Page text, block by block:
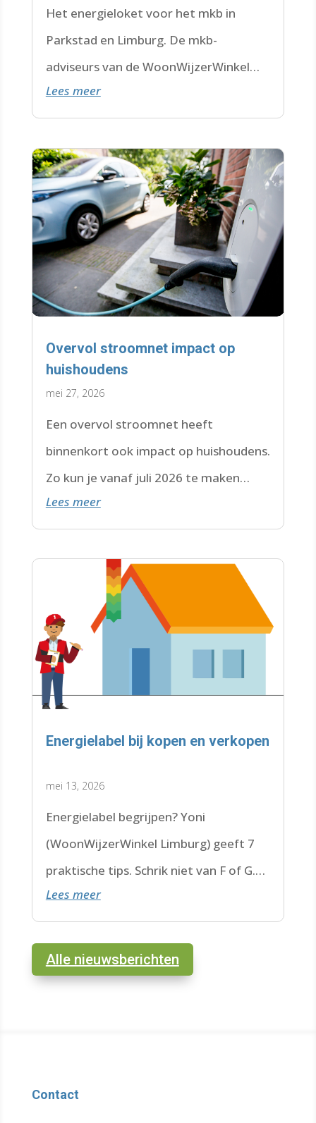
Het energieloket voor het mkb in
Parkstad en Limburg. De mkb-
adviseurs van de WoonWijzerWinkel
Limburg staan voor je klaar.
Lees meer
Overvol stroomnet impact op
huishoudens
mei 27, 2026
Een overvol stroomnet heeft
binnenkort ook impact op huishoudens.
Zo kun je vanaf juli 2026 te maken
krijgen met een wachtlijst.
Lees meer
Energielabel bij kopen en verkopen
mei 13, 2026
Energielabel begrijpen? Yoni
(WoonWijzerWinkel Limburg) geeft 7
praktische tips. Schrik niet van F of G.
Check de datum. Lees hier verder.
Lees meer
Alle nieuwsberichten
Contact